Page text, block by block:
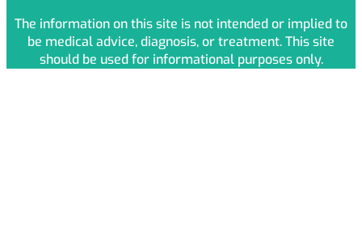
The information on this site is not intended or implied to
be medical advice, diagnosis, or treatment. This site
should be used for informational purposes only.